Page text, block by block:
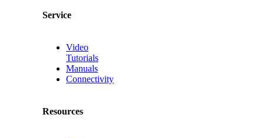
Service
Video
Tutorials
Manuals
Connectivity
Resources